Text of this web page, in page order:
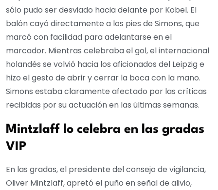
sólo pudo ser desviado hacia delante por Kobel. El
balón cayó directamente a los pies de Simons, que
marcó con facilidad para adelantarse en el
marcador. Mientras celebraba el gol, el internacional
holandés se volvió hacia los aficionados del Leipzig e
hizo el gesto de abrir y cerrar la boca con la mano.
Simons estaba claramente afectado por las críticas
recibidas por su actuación en las últimas semanas.
Mintzlaff lo celebra en las gradas
VIP
En las gradas, el presidente del consejo de vigilancia,
Oliver Mintzlaff, apretó el puño en señal de alivio,